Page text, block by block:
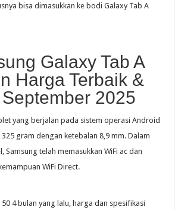
bisa dimasukkan ke bodi Galaxy Tab A
Galaxy Tab A
Harga Terbaik &
2025
yang berjalan pada sistem operasi Android
gram dengan ketebalan 8,9 mm. Dalam
Samsung telah memasukkan WiFi ac dan
WiFi Direct.
4 bulan yang lalu, harga dan spesifikasi